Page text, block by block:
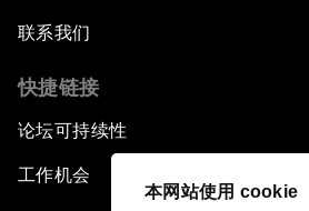
本网站使用 cookie
联系我们
快捷链接
论坛可持续性
工作机会